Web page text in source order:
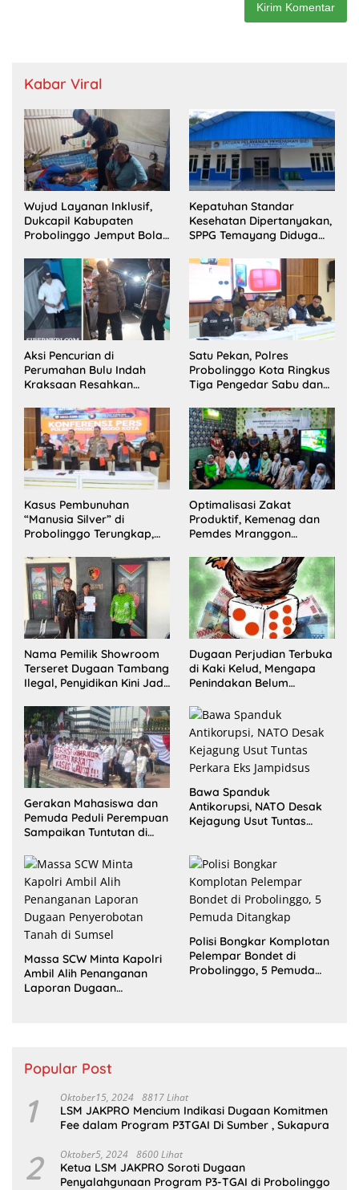
Kabar Viral
Wujud Layanan Inklusif,
Dukcapil Kabupaten
Probolinggo Jemput Bola
Disabilitas di Dringu
Kepatuhan Standar
Kesehatan Dipertanyakan,
SPPG Temayang Diduga
Aksi Pencurian di
Perumahan Bulu Indah
Kraksaan Resahkan
Satu Pekan, Polres
Probolinggo Kota Ringkus
Tiga Pengedar Sabu dan
Kasus Pembunuhan
“Manusia Silver” di
Probolinggo Terungkap,
Satu Buron
Optimalisasi Zakat
Produktif, Kemenag dan
Pemdes Mranggon
Pelaksana Kampung
Zakat
Nama Pemilik Showroom
Terseret Dugaan Tambang
Ilegal, Penyidikan Kini Jadi
Dugaan Perjudian Terbuka
di Kaki Kelud, Mengapa
Penindakan Belum
Gerakan Mahasiswa dan
Pemuda Peduli Perempuan
Sampaikan Tuntutan di
Bawa Spanduk
Antikorupsi, NATO Desak
Kejagung Usut Tuntas
Massa SCW Minta Kapolri
Ambil Alih Penanganan
Laporan Dugaan
Polisi Bongkar Komplotan
Pelempar Bondet di
Probolinggo, 5 Pemuda
Popular Post
1 Oktober15, 2024 8817 Lihat
LSM JAKPRO Mencium Indikasi Dugaan Komitmen
Fee dalam Program P3TGAI Di Sumber , Sukapura
2 Oktober5, 2024 8600 Lihat
Ketua LSM JAKPRO Soroti Dugaan
Penyalahgunaan Program P3-TGAI di Probolinggo